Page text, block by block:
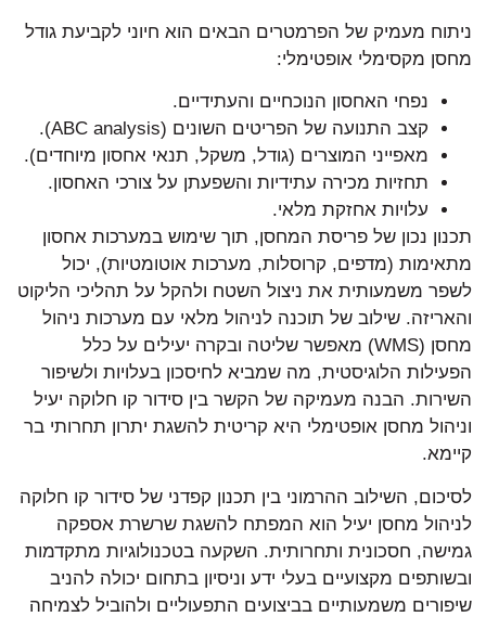
ניתוח מעמיק של הפרמטרים הבאים הוא חיוני לקביעת גודל
מחסן מקסימלי אופטימלי:
נפחי האחסון הנוכחיים והעתידיים.
קצב התנועה של הפריטים השונים (ABC analysis).
מאפייני המוצרים (גודל, משקל, תנאי אחסון מיוחדים).
תחזיות מכירה עתידיות והשפעתן על צורכי האחסון.
עלויות אחזקת מלאי.
תכנון נכון של פריסת המחסן, תוך שימוש במערכות אחסון
מתאימות (מדפים, קרוסלות, מערכות אוטומטיות), יכול
לשפר משמעותית את ניצול השטח ולהקל על תהליכי הליקוט
והאריזה. שילוב של תוכנה לניהול מלאי עם מערכות ניהול
מחסן (WMS) מאפשר שליטה ובקרה יעילים על כלל
הפעילות הלוגיסטית, מה שמביא לחיסכון בעלויות ולשיפור
השירות. הבנה מעמיקה של הקשר בין סידור קו חלוקה יעיל
וניהול מחסן אופטימלי היא קריטית להשגת יתרון תחרותי בר
קיימא.
לסיכום, השילוב ההרמוני בין תכנון קפדני של סידור קו חלוקה
לניהול מחסן יעיל הוא המפתח להשגת שרשרת אספקה
גמישה, חסכונית ותחרותית. השקעה בטכנולוגיות מתקדמות
ובשותפים מקצועיים בעלי ידע וניסיון בתחום יכולה להניב
שיפורים משמעותיים בביצועים התפעוליים ולהוביל לצמיחה